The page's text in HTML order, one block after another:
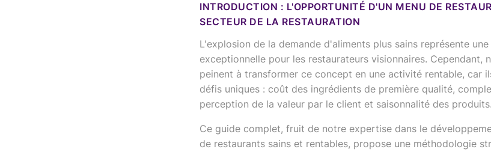
INTRODUCTION : L'OPPORTUNITÉ D'UN MENU DE
SECTEUR DE LA RESTAURATION
L'explosion de la demande d'aliments plus sains représente
exceptionnelle pour les restaurateurs visionnaires. Cependant,
peinent à transformer ce concept en une activité rentable, car
défis uniques : coût des ingrédients de première qualité,
perception de la valeur par le client et saisonnalité des produits.
Ce guide complet, fruit de notre expertise dans le
de restaurants sains et rentables, propose une méthodologie